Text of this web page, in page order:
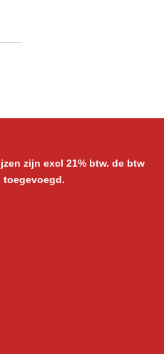
zijn excl 21% btw. de btw
toegevoegd.